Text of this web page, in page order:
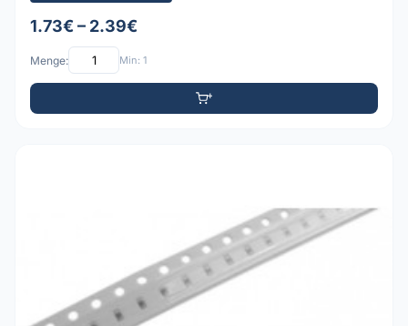
1.73€ – 2.39€
Menge: Min: 1